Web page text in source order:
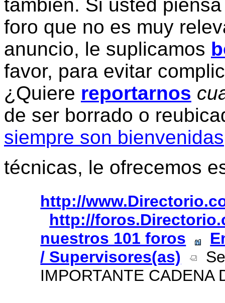
también. Si usted
foro que no es muy
anuncio, le suplicamos
favor, para evitar
¿Quiere reportarnos
de ser borrado o
siempre son bienvenidas
técnicas, le ofrecemos
http://
http://
nuestros 101 foros
/ Supervisores(as)
IMPORTANTE CADENA